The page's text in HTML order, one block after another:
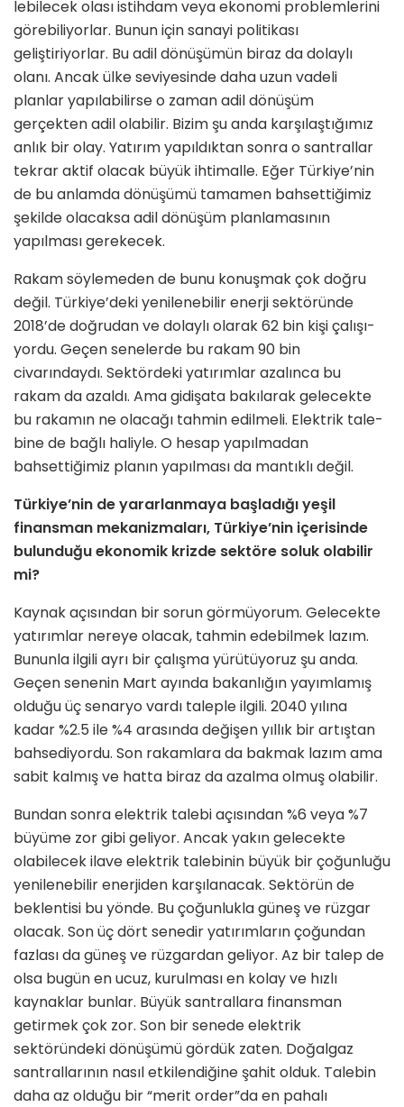
lebilecek olası istihdam veya ekonomi problemlerini
görebiliyorlar. Bunun için sanayi politikası
geliştiriyorlar. Bu adil dönüşümün biraz da dolaylı
olanı. Ancak ülke seviyesinde daha uzun va­deli
planlar yapılabilirse o zaman adil dönüşüm
gerçekten adil olabilir. Bizim şu anda karşılaştığımız
anlık bir olay. Yatırım yapıldıktan sonra o santrallar
tekrar aktif olacak büyük ihtimalle. Eğer Türkiye’nin
de bu anlamda dönü­şümü tamamen bahsettiğimiz
şekilde olacaksa adil dönüşüm planlamasının
yapılması gerekecek.
Rakam söylemeden de bunu konuşmak çok doğru
değil. Türkiye’deki yenilene­bilir enerji sektöründe
2018’de doğru­dan ve dolaylı olarak 62 bin kişi çalışı­
yordu. Geçen senelerde bu rakam 90 bin
civarındaydı. Sektördeki yatırımlar azalınca bu
rakam da azaldı. Ama gidi­şata bakılarak gelecekte
bu rakamın ne olacağı tahmin edilmeli. Elektrik tale­
bine de bağlı haliyle. O hesap yapılma­dan
bahsettiğimiz planın yapılması da mantıklı değil.
Türkiye’nin de yararlanmaya başla­dığı yeşil
finansman mekanizmaları, Türkiye’nin içerisinde
bulunduğu ekonomik krizde sektöre soluk olabi­lir
mi?
Kaynak açısından bir sorun görmüyo­rum. Gelecekte
yatırımlar nereye ola­cak, tahmin edebilmek lazım.
Bununla ilgili ayrı bir çalışma yürütüyoruz şu anda.
Geçen senenin Mart ayında ba­kanlığın yayımlamış
olduğu üç senaryo vardı taleple ilgili. 2040 yılına
kadar %2.5 ile %4 arasında değişen yıllık bir artıştan
bahsediyordu. Son rakamlara da bakmak lazım ama
sabit kalmış ve hatta biraz da azalma olmuş olabilir.
Bundan sonra elektrik talebi açısından %6 veya %7
büyüme zor gibi geliyor. Ancak yakın gelecekte
olabilecek ilave elektrik talebinin büyük bir çoğunluğu
yenilenebilir enerjiden karşılanacak. Sektörün de
beklentisi bu yönde. Bu çoğunlukla güneş ve rüzgar
olacak. Son üç dört senedir yatırımların çoğundan
fazlası da güneş ve rüzgardan geliyor. Az bir talep de
olsa bugün en ucuz, kurulması en kolay ve hızlı
kaynaklar bunlar. Büyük santrallara finansman
getirmek çok zor. Son bir senede elekt­rik
sektöründeki dönüşümü gördük za­ten. Doğalgaz
santrallarının nasıl etki­lendiğine şahit olduk. Talebin
daha az olduğu bir “merit order”da en pahalı